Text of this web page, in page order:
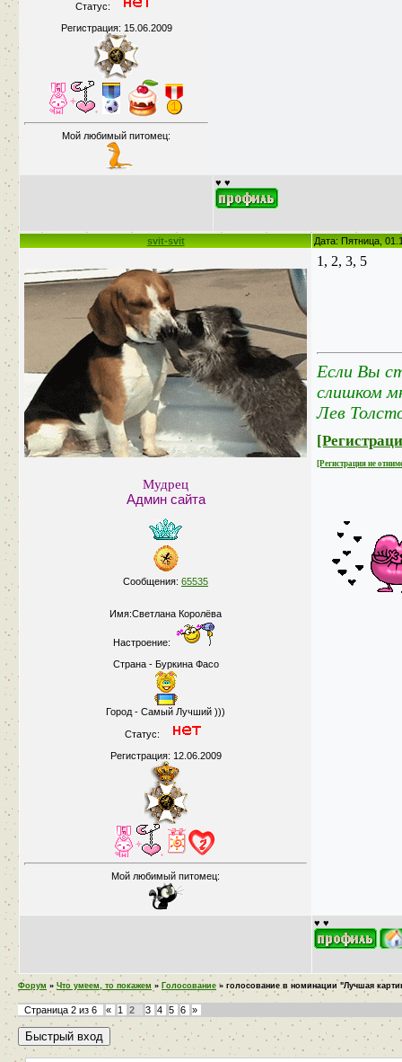
Статус:
Регистрация: 15.06.2009
Мой любимый питомец:
♥ ♥
svit-svit Дата: Пятница,
Мудрец
Админ сайта
Сообщения: 65535
Имя:Светлана Королёва
Настроение:
Страна - Буркина Фасо
Город - Самый Лучший )))
Статус:
Регистрация: 12.06.2009
Мой любимый питомец:
1, 2, 3, 5
Если Вы
слишком
Лев
[Регистрация не
♥ ♥
Форум » Что умеем, то покажем » Голосование » голосование в номинации "Лучшая
Страница 2 из 6 « 1 2 3 4 5 6 »